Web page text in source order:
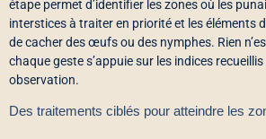
étape permet d’identifier les zones où les
interstices à traiter en priorité et les éléments
de cacher des œufs ou des nymphes. Rien
chaque geste s’appuie sur les indices
observation.
Des traitements ciblés pour atteindre les